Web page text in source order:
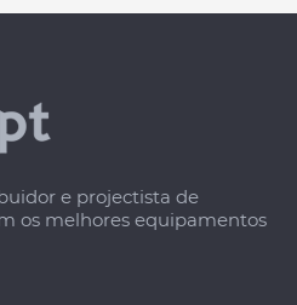
e projectista de
os melhores equipamentos